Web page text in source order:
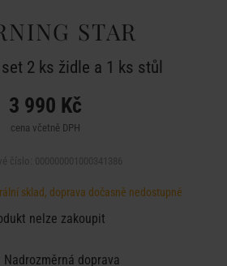
STAR
2 ks židle a 1 ks stůl
3 990 Kč
cena včetně DPH
sklad, doprava dočasně nedostupné
nelze zakoupit
Nadrozměrná doprava